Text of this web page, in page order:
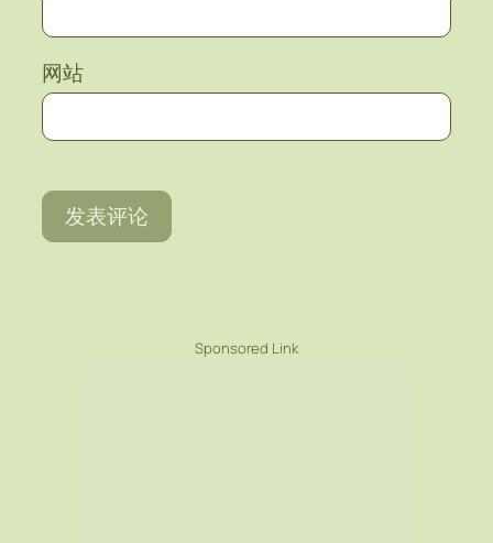
网站
Sponsored Link